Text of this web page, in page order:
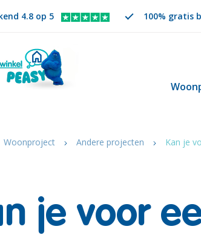
4.8 op 5 100% gratis
GESELECTEERDE TAAL IS
Woonproject Andere projecten Kan je
je voor